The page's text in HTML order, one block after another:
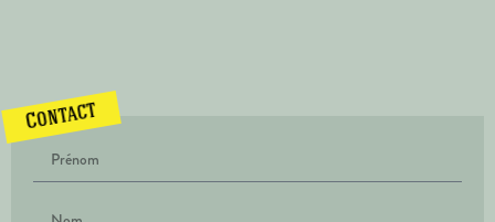
Contact